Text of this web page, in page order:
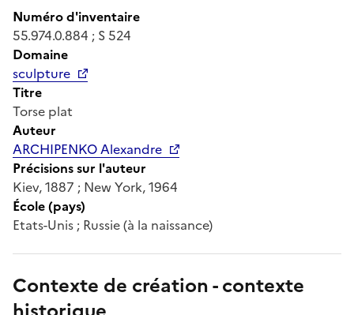
Numéro d'inventaire
55.974.0.884 ; S 524
Domaine
sculpture
Titre
Torse plat
Auteur
ARCHIPENKO Alexandre
Précisions sur l'auteur
Kiev, 1887 ; New York, 1964
École (pays)
Etats-Unis ; Russie (à la naissance)
Contexte de création - contexte